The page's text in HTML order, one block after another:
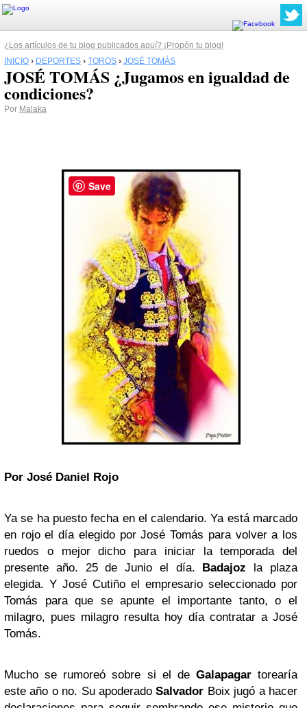
¿Los artículos de tu blog publicados aquí? ¡Propón tu blog!
INICIO › DEPORTES › TOROS › JOSÉ TOMÁS
JOSÉ TOMÁS ¿Jugamos en igualdad de
condiciones?
Por Malaka
Por José Daniel Rojo
Ya se ha puesto fecha en el calendario. Ya está marcado
en rojo el día elegido por José Tomás para volver a los
ruedos o mejor dicho para iniciar la temporada del
presente año. 25 de Junio el día. Badajoz la plaza
elegida. Y José Cutiño el empresario seleccionado por
Tomás para que se apunte el importante tanto, o el
milagro, pues milagro resulta hoy día contratar a José
Tomás.
Mucho se rumoreó sobre si el de Galapagartorearía
este año o no. Su apoderadoSalvador Boix jugó a hacer
Save